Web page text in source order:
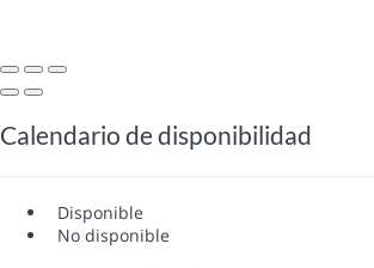
Calendario de disponibilidad
Disponible
No disponible